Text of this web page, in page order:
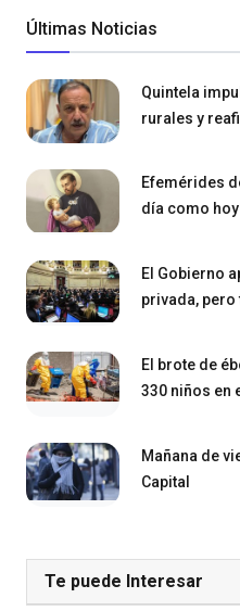
Últimas Noticias
Quintela
rurales y
Efemérides
día como
El Gobierno
privada,
El brote de
330 niños en
Mañana de
Capital
Te puede Interesar